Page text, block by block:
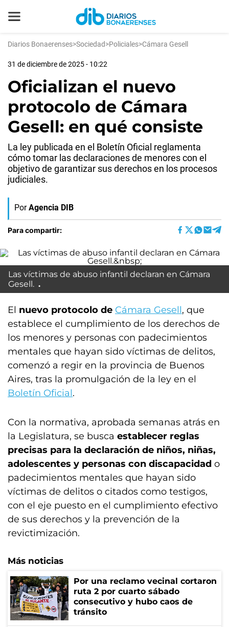
Diarios Bonaerenses>Sociedad>Policiales>Cámara Gesell
31 de diciembre de 2025 - 10:22
Oficializan el nuevo
protocolo de Cámara
Gesell: en qué consiste
La ley publicada en el Boletín Oficial reglamenta
cómo tomar las declaraciones de menores con el
objetivo de garantizar sus derechos en los procesos
judiciales.
Por Agencia DIB
Para compartir:
Las víctimas de abuso infantil declaran en Cámara
Gesell.
El nuevo protocolo de Cámara Gesell, que
establece el cumplimiento de los derechos de
los menores y personas con padecimientos
mentales que hayan sido víctimas de delitos,
comenzó a regir en la provincia de Buenos
Aires, tras la promulgación de la ley en el
Boletín Oficial.
Con la normativa, aprobada semanas atrás en
la Legislatura, se busca establecer reglas
precisas para la declaración de niños, niñas,
adolescentes y personas con discapacidad o
padecimientos mentales que hayan sido
víctimas de delitos o citados como testigos,
con el eje puesto en el cumplimiento efectivo
de sus derechos y la prevención de la
revictimización.
Más noticias
Por una reclamo vecinal cortaron
ruta 2 por cuarto sábado
consecutivo y hubo caos de
tránsito